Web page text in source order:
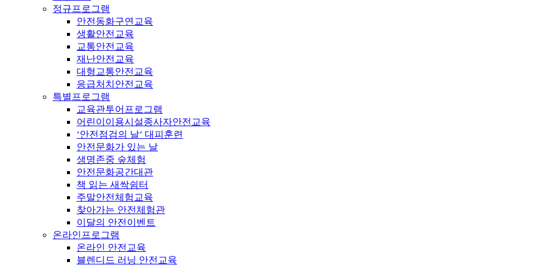
정규프로그램
안전동화구연교육
생활안전교육
교통안전교육
재난안전교육
대형교통안전교육
응급처치안전교육
특별프로그램
교육관투어프로그램
어린이이용시설종사자안전교육
‘안전점검의 날‘ 대피훈련
안전문화가 있는 날
생명존중 숲체험
안전문화공간대관
책 읽는 새싹쉼터
주말안전체험교육
찾아가는 안전체험관
이달의 안전이벤트
온라인프로그램
온라인 안전교육
블렌디드 러닝 안전교육